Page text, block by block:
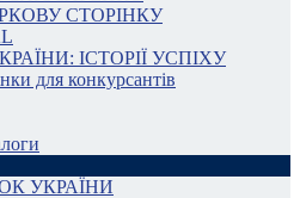
СТОРІНКУ
ІСТОРІЇ УСПІХУ
для конкурсантів
УКРАЇНИ